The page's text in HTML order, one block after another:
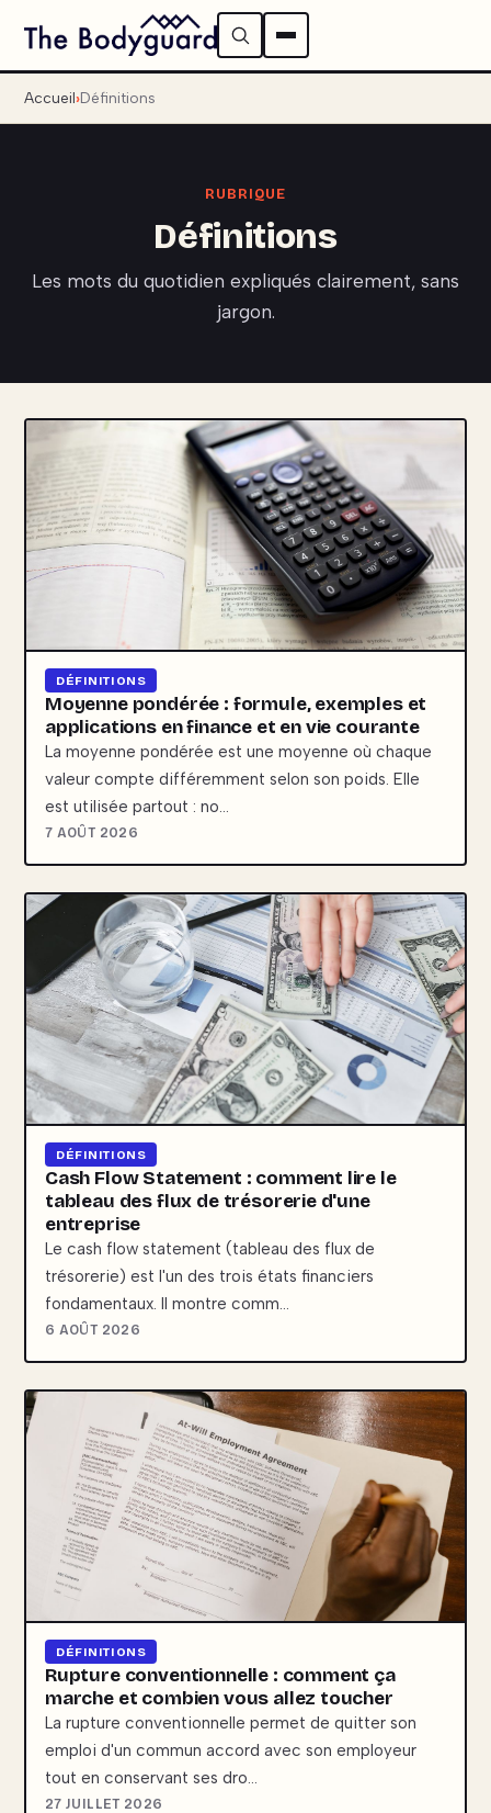
Accueil Définitions
RUBRIQUE
Définitions
Les mots du quotidien expliqués clairement, sans
jargon.
DÉFINITIONS
Moyenne pondérée : formule, exemples et
applications en finance et en vie courante
La moyenne pondérée est une moyenne où chaque
valeur compte différemment selon son poids. Elle
est utilisée partout : no…
7 AOÛT 2026
DÉFINITIONS
Cash Flow Statement : comment lire le
tableau des flux de trésorerie d'une
entreprise
Le cash flow statement (tableau des flux de
trésorerie) est l'un des trois états financiers
fondamentaux. Il montre comm…
6 AOÛT 2026
DÉFINITIONS
Rupture conventionnelle : comment ça
marche et combien vous allez toucher
La rupture conventionnelle permet de quitter son
emploi d'un commun accord avec son employeur
tout en conservant ses dro…
27 JUILLET 2026